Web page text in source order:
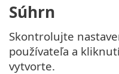
Súhrn
Skontrolujte
používateľa a
vytvorte.